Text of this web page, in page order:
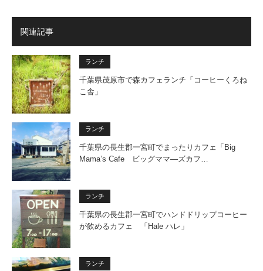
関連記事
ランチ
千葉県茂原市で森カフェランチ「コーヒーくろね
こ舎」
ランチ
千葉県の長生郡一宮町でまったりカフェ「Big
Mama’s Cafe ビッグママ―ズカフ…
ランチ
千葉県の長生郡一宮町でハンドドリップコーヒー
が飲めるカフェ 「Hale ハレ」
ランチ